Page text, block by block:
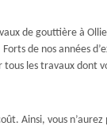
de gouttière à
de nos années
les travaux
Ainsi, vous